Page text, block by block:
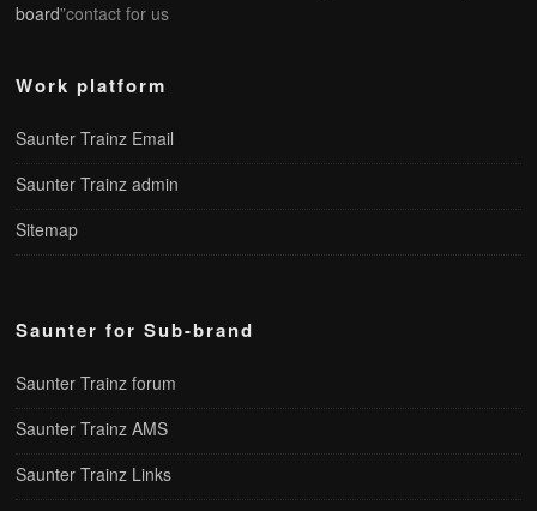
board”contact for us
Work platform
Saunter Trainz Email
Saunter Trainz admin
Sitemap
Saunter for Sub-brand
Saunter Trainz forum
Saunter Trainz AMS
Saunter Trainz Links